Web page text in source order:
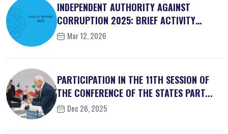
INDEPENDENT AUTHORITY AGAINST
CORRUPTION 2025: BRIEF ACTIVITY
REPORT
Mar 12, 2026
PARTICIPATION IN THE 11TH SESSION OF
THE CONFERENCE OF THE STATES PART...
Dec 26, 2025